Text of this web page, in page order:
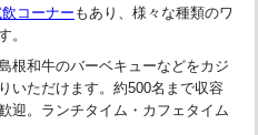
コーナー もあり、様々な種類のワ
。
根和牛のバーベキューなどをカジ
いただけます。約500名まで収容
迎。ランチタイム・カフェタイム